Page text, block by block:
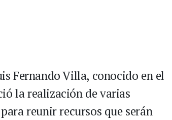
Fernando Villa, conocido en el
la realización de varias
reunir recursos que serán